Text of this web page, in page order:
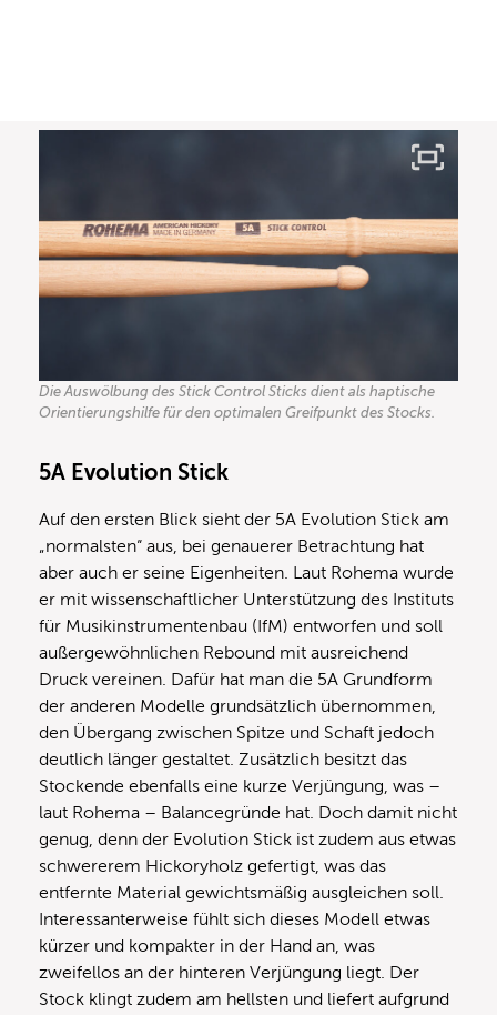
Die Auswölbung des Stick Control Sticks dient als haptische
Orientierungshilfe für den optimalen Greifpunkt des Stocks.
5A Evolution Stick
Auf den ersten Blick sieht der 5A Evolution Stick am
„normalsten“ aus, bei genauerer Betrachtung hat
aber auch er seine Eigenheiten. Laut Rohema wurde
er mit wissenschaftlicher Unterstützung des Instituts
für Musikinstrumentenbau (IfM) entworfen und soll
außergewöhnlichen Rebound mit ausreichend
Druck vereinen. Dafür hat man die 5A Grundform
der anderen Modelle grundsätzlich übernommen,
den Übergang zwischen Spitze und Schaft jedoch
deutlich länger gestaltet. Zusätzlich besitzt das
Stockende ebenfalls eine kurze Verjüngung, was –
laut Rohema – Balancegründe hat. Doch damit nicht
genug, denn der Evolution Stick ist zudem aus etwas
schwererem Hickoryholz gefertigt, was das
entfernte Material gewichtsmäßig ausgleichen soll.
Interessanterweise fühlt sich dieses Modell etwas
kürzer und kompakter in der Hand an, was
zweifellos an der hinteren Verjüngung liegt. Der
Stock klingt zudem am hellsten und liefert aufgrund